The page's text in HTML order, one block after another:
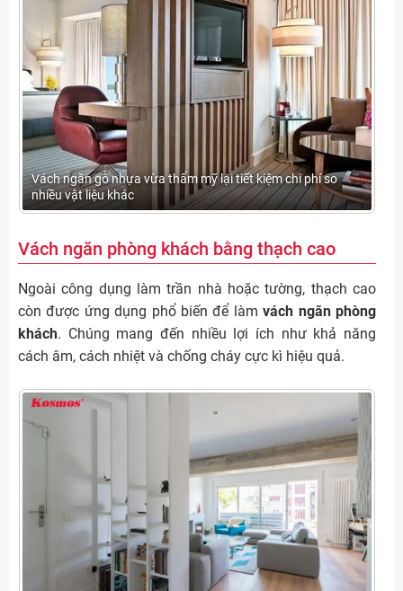
Vách ngăn gỗ nhựa vừa thẩm mỹ lại tiết kiệm chi phí so
nhiều vật liệu khác
Vách ngăn phòng khách bằng thạch cao
Ngoài công dụng làm trần nhà hoặc tường, thạch cao
còn được ứng dụng phổ biến để làmvách ngăn phòng
khách. Chúng mang đến nhiều lợi ích như khả năng
cách âm, cách nhiệt và chống cháy cực kì hiệu quả.